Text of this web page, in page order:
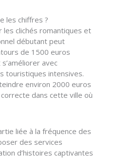
les chiffres ?
les clichés romantiques et
débutant peut
de 1500 euros
avec
touristiques intensives.
environ 2000 euros
dans cette ville où
liée à la fréquence des
des services
d’histoires captivantes